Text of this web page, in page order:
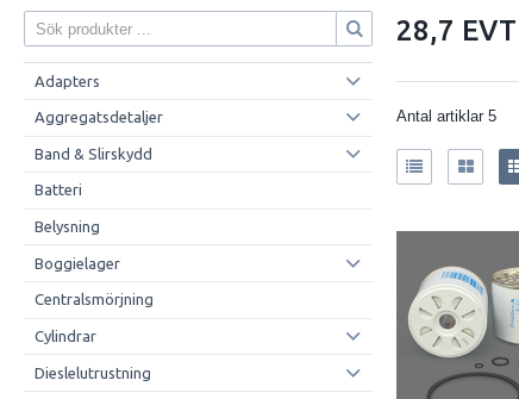
Adapters
Aggregatsdetaljer
Band & Slirskydd
Batteri
Belysning
Boggielager
Centralsmörjning
Cylindrar
Dieslelutrustning
28,7 EVT
Antal artiklar5